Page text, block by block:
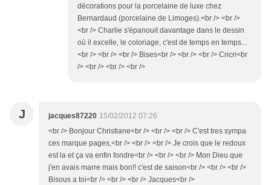
décorations pour la porcelaine de luxe chez
Bernardaud (porcelaine de Limoges).<br /> <br />
<br /> Charlie s'épanouit davantage dans le dessin
où il excelle, le coloriage, c'est de temps en temps...
<br /> <br /> <br /> Bises<br /> <br /> <br /> Cricri<br
/> <br /> <br /> <br />
J jacques87220 15/02/2012 07:26
<br /> Bonjour Christiane<br /> <br /> <br /> C'est tres sympa
ces marque pages,<br /> <br /> <br /> Je crois que le redoux
est la et ça va enfin fondre<br /> <br /> <br /> Mon Dieu que
j'en avais marre mais bon!! c'est de saison<br /> <br /> <br />
Bisous a toi<br /> <br /> <br /> Jacques<br />